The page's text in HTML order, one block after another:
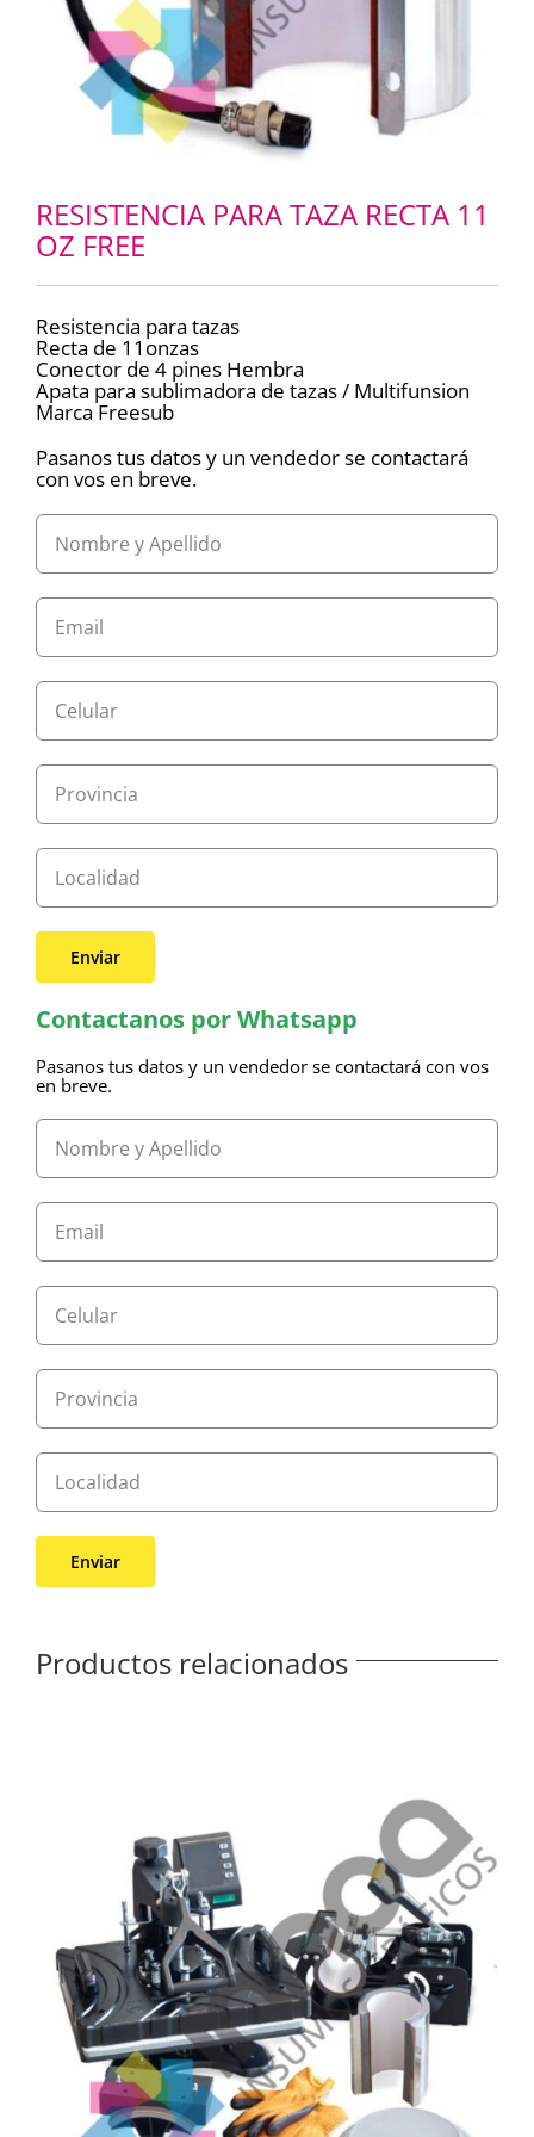
RESISTENCIA PARA TAZA RECTA 11
OZ FREE
Resistencia para tazas
Recta de 11onzas
Conector de 4 pines Hembra
Apata para sublimadora de tazas / Multifunsion
Marca Freesub
Pasanos tus datos y un vendedor se contactará
con vos en breve.
Contactanos por Whatsapp
Pasanos tus datos y un vendedor se contactará con vos
en breve.
Productos relacionados